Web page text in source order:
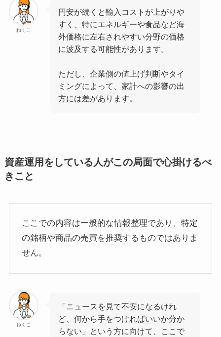
ねくこ
円安が続くと輸入コストが上がりや
すく、特にエネルギーや食品など海
外価格に左右されやすい分野の価格
に波及する可能性があります。
ただし、企業側の値上げ判断やタイ
ミングによって、家計への影響の出
方には差があります。
資産運用をしている人がこの局面で心掛けるべ
きこと
ここでの内容は一般的な情報整理であり、特定
の銘柄や商品の売買を推奨するものではありま
せん。
ねくこ
「ニュースを見て不安になるけれ
ど、何から手をつければいいか分か
らない」という方に向けて、ここで